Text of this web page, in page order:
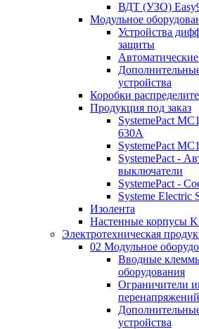
ВДТ (УЗО)
Модульное
Устройства
защиты
устройства
Коробки
Продукция под заказ
SystemePact
630A
SystemePact
SystemePact -
выключатели
SystemePact -
Systeme Electric
Изолента
Настенные корпусы
Электротехническая
02 Модульное
Вводные
оборудования
Ограничители
перенапряжений
устройства